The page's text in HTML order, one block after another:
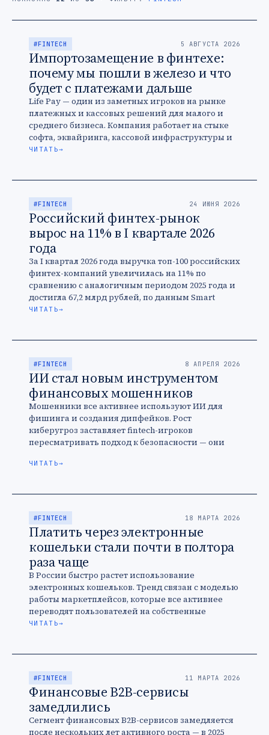
#FINTECH 5 АВГУСТА 2026
Импортозамещение в финтехе:
почему мы пошли в железо и что
будет с платежами дальше
Life Pay — один из заметных игроков на рынке
платежных и кассовых решений для малого и
среднего бизнеса. Компания работает на стыке
софта, эквайринга, кассовой инфраструктуры и
сервисов для предпринимателей, …
ЧИТАТЬ→
#FINTECH 24 ИЮНЯ 2026
Российский финтех-рынок
вырос на 11% в I квартале 2026
года
За I квартал 2026 года выручка топ-100 российских
финтех-компаний увеличилась на 11% по
сравнению с аналогичным периодом 2025 года и
достигла 67,2 млрд рублей, по данным Smart
Ranking. Однако участники …
ЧИТАТЬ→
#FINTECH 8 АПРЕЛЯ 2026
ИИ стал новым инструментом
финансовых мошенников
Мошенники все активнее используют ИИ для
фишинга и создания дипфейков. Рост
киберугроз заставляет fintech-игроков
пересматривать подход к безопасности — они
системы.
ЧИТАТЬ→
#FINTECH 18 МАРТА 2026
Платить через электронные
кошельки стали почти в полтора
раза чаще
В России быстро растет использование
электронных кошельков. Тренд связан с моделью
работы маркетплейсов, которые все активнее
переводят пользователей на собственные
платежные инструменты.
ЧИТАТЬ→
#FINTECH 11 МАРТА 2026
Финансовые B2B-сервисы
замедлились
Сегмент финансовых B2B-сервисов замедляется
после нескольких лет активного роста — в 2025